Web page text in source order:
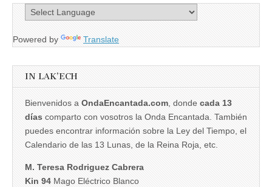
Powered by Translate
IN LAK’ECH
Bienvenidos a OndaEncantada.com , donde cada 13
días comparto con vosotros la Onda Encantada. También
puedes encontrar información sobre la Ley del Tiempo, el
Calendario de las 13 Lunas, de la Reina Roja, etc.
M. Teresa Rodriguez Cabrera
Kin 94 Mago Eléctrico Blanco